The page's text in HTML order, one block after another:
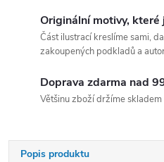
Originální motivy, které
Část ilustrací kreslíme sami,
zakoupených podkladů a
Doprava zdarma nad
Většinu zboží držíme
Popis produktu